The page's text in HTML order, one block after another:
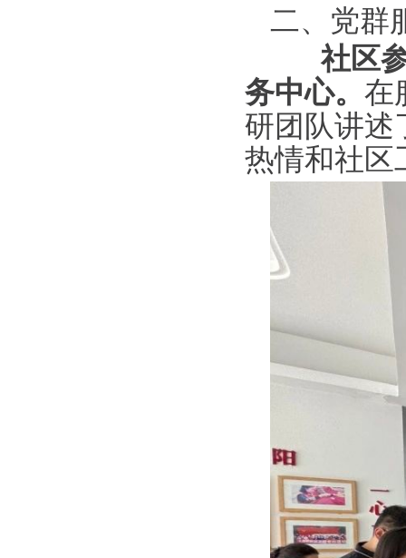
二、党群
社区参
务中心。 在
研团队讲述
热情和社区